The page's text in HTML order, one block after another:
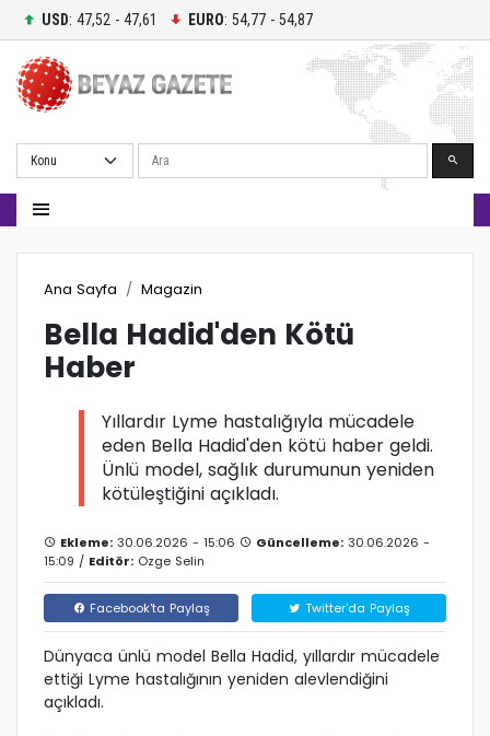
USD: 47,52 - 47,61 EURO: 54,77 - 54,87
Ara
Ana Sayfa Magazin
Bella Hadid'den Kötü
Haber
Yıllardır Lyme hastalığıyla mücadele
eden Bella Hadid'den kötü haber geldi.
Ünlü model, sağlık durumunun yeniden
kötüleştiğini açıkladı.
Ekleme: 30.06.2026 - 15:06 Güncelleme: 30.06.2026 -
15:09 / Editör: Ozge Selin
Facebook'ta Paylaş Twitter'da Paylaş
Dünyaca ünlü model Bella Hadid, yıllardır mücadele
ettiği Lyme hastalığının yeniden alevlendiğini
açıkladı.